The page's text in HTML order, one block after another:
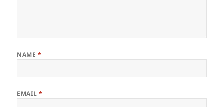
NAME *
EMAIL*